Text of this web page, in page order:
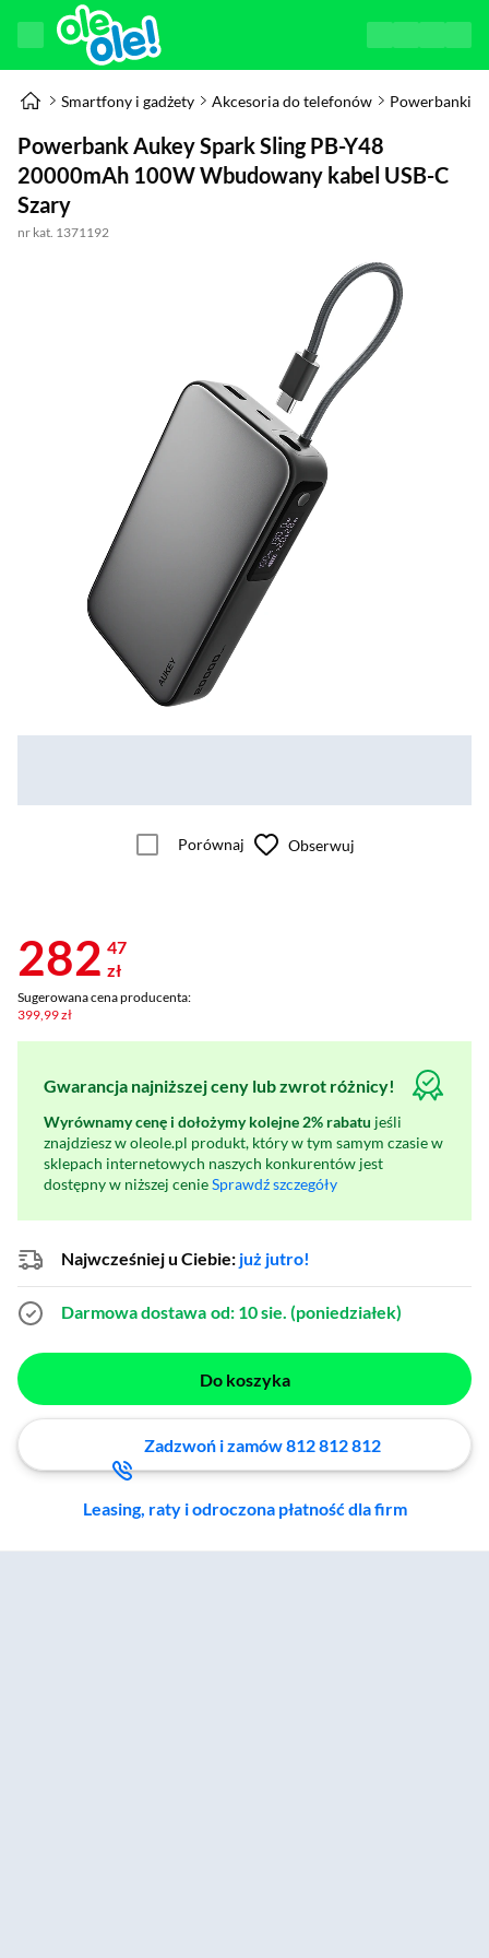
Smartfony i gadżety Akcesoria do telefonów Powerbanki
Powerbank Aukey Spark Sling PB-Y48
20000mAh 100W Wbudowany kabel USB-C
Szary
nr kat. 1371192
Porównaj Obserwuj
282 47
zł
Sugerowana cena producenta:
399,99 zł
Gwarancja najniższej ceny lub zwrot różnicy!
Wyrównamy cenę i dołożymy kolejne 2% rabatu jeśli
znajdziesz w oleole.pl produkt, który w tym samym czasie w
sklepach internetowych naszych konkurentów jest
dostępny w niższej cenieSprawdź szczegóły
Najwcześniej u Ciebie: już jutro!
Darmowa dostawa od: 10 sie. (poniedziałek)
Do koszyka
Zadzwoń i zamów 812 812 812
Leasing, raty i odroczona płatność dla firm